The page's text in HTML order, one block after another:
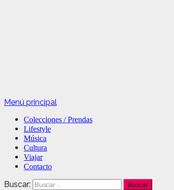
Menú principal
Colecciones / Prendas
Lifestyle
Música
Cultura
Viajar
Contacto
Buscar: